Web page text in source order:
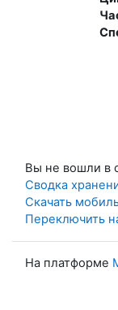
Вы не вошли в
Сводка
Скачать
Переключить
На платформе